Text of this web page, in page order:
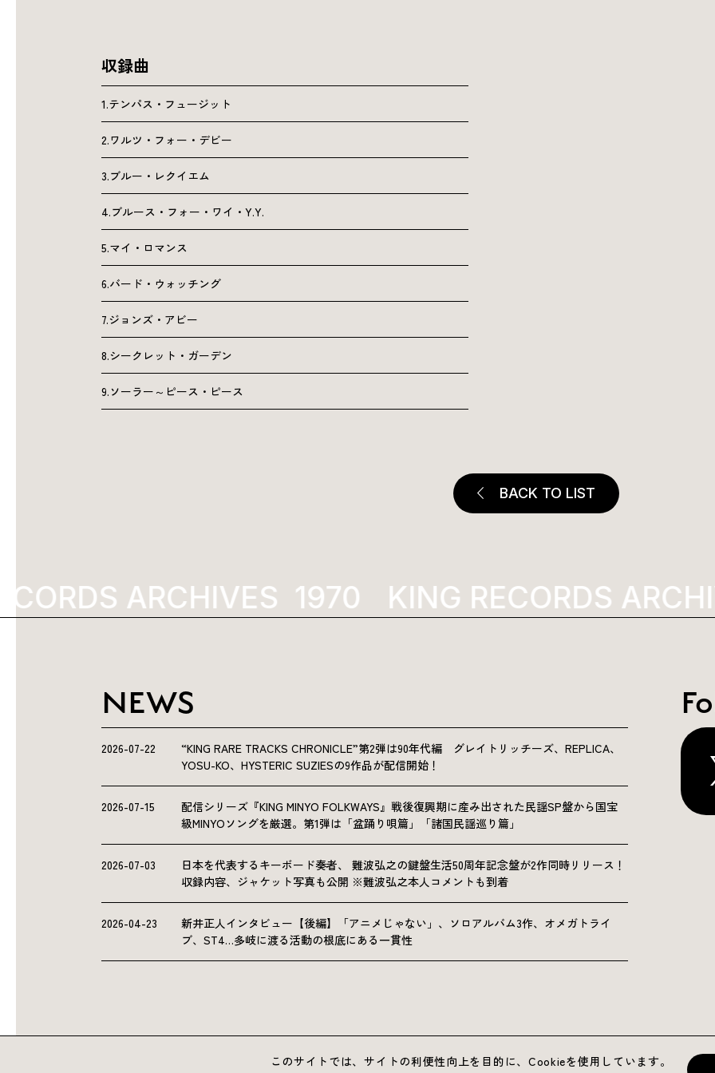
収録曲
1.テンパス・フュージット
2.ワルツ・フォー・デビー
3.ブルー・レクイエム
4.ブルース・フォー・ワイ・Y.Y.
5.マイ・ロマンス
6.バード・ウォッチング
7.ジョンズ・アビー
8.シークレット・ガーデン
9.ソーラー～ピース・ピース
BACK TO LIST
ARCHIVES KING RECORDS
NEWS
2026-07-22
“KING RARE TRACKS CHRONICLE”第2弾は90年代編 グレイトリッチーズ、REPLICA、
YOSU-KO、HYSTERIC SUZIESの9作品が配信開始！
2026-07-15
配信シリーズ『KING MINYO FOLKWAYS』戦後復興期に産み出された民謡SP盤から国宝
級MINYOソングを厳選。第1弾は「盆踊り唄篇」「諸国民謡巡り篇」
2026-07-03
日本を代表するキーボード奏者、 難波弘之の鍵盤生活50周年記念盤が2作同時リリース！
収録内容、ジャケット写真も公開 ※難波弘之本人コメントも到着
2026-04-23
新井正人インタビュー【後編】「アニメじゃない」、ソロアルバム3作、オメガトライ
ブ、ST4…多岐に渡る活動の根底にある一貫性
このサイトでは、サイトの利便性向上を目的に、Cookieを使用しています。